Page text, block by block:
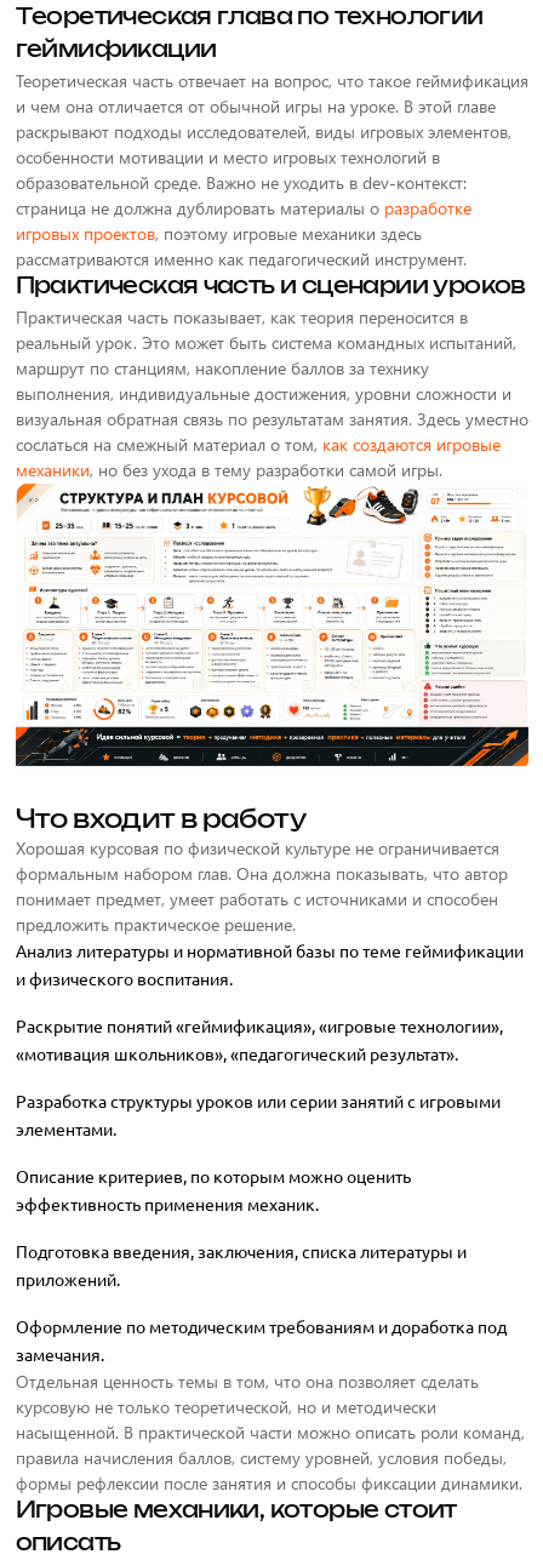
Теоретическая глава по технологии
геймификации
Теоретическая часть отвечает на вопрос, что такое геймификация
и чем она отличается от обычной игры на уроке. В этой главе
раскрывают подходы исследователей, виды игровых элементов,
особенности мотивации и место игровых технологий в
образовательной среде. Важно не уходить в dev-контекст:
страница не должна дублировать материалы о разработке
игровых проектов, поэтому игровые механики здесь
рассматриваются именно как педагогический инструмент.
Практическая часть и сценарии уроков
Практическая часть показывает, как теория переносится в
реальный урок. Это может быть система командных испытаний,
маршрут по станциям, накопление баллов за технику
выполнения, индивидуальные достижения, уровни сложности и
визуальная обратная связь по результатам занятия. Здесь уместно
сослаться на смежный материал о том, как создаются игровые
механики, но без ухода в тему разработки самой игры.
Что входит в работу
Хорошая курсовая по физической культуре не ограничивается
формальным набором глав. Она должна показывать, что автор
понимает предмет, умеет работать с источниками и способен
предложить практическое решение.
Анализ литературы и нормативной базы по теме геймификации
и физического воспитания.
Раскрытие понятий «геймификация», «игровые технологии»,
«мотивация школьников», «педагогический результат».
Разработка структуры уроков или серии занятий с игровыми
элементами.
Описание критериев, по которым можно оценить
эффективность применения механик.
Подготовка введения, заключения, списка литературы и
приложений.
Оформление по методическим требованиям и доработка под
замечания.
Отдельная ценность темы в том, что она позволяет сделать
курсовую не только теоретической, но и методически
насыщенной. В практической части можно описать роли команд,
правила начисления баллов, систему уровней, условия победы,
формы рефлексии после занятия и способы фиксации динамики.
Игровые механики, которые стоит
описать